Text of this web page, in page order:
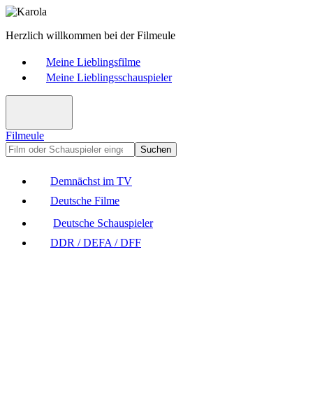
Herzlich willkommen bei der Filmeule
Meine Lieblingsfilme
Meine Lieblingsschauspieler
Filmeule
Suchen
Demnächst im TV
Deutsche Filme
Deutsche Schauspieler
DDR / DEFA / DFF